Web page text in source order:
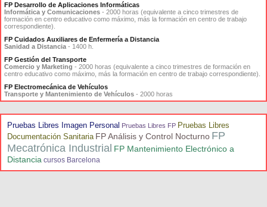
FP Desarrollo de Aplicaciones Informáticas
Informática y Comunicaciones - 2000 horas (equivalente a cinco trimestres de
formación en centro educativo como máximo, más la formación en centro de trabajo
correspondiente).
FP Cuidados Auxiliares de Enfermería a Distancia
Sanidad a Distancia - 1400 h.
FP Gestión del Transporte
Comercio y Marketing - 2000 horas (equivalente a cinco trimestres de formación en
centro educativo como máximo, más la formación en centro de trabajo correspondiente).
FP Electromecánica de Vehículos
Transporte y Mantenimiento de Vehículos - 2000 horas
Pruebas Libres Imagen Personal Pruebas Libres FP Pruebas Libres
Documentación Sanitaria FP Análisis y Control Nocturno FP
Mecatrónica Industrial FP Mantenimiento Electrónico a
Distancia cursos Barcelona